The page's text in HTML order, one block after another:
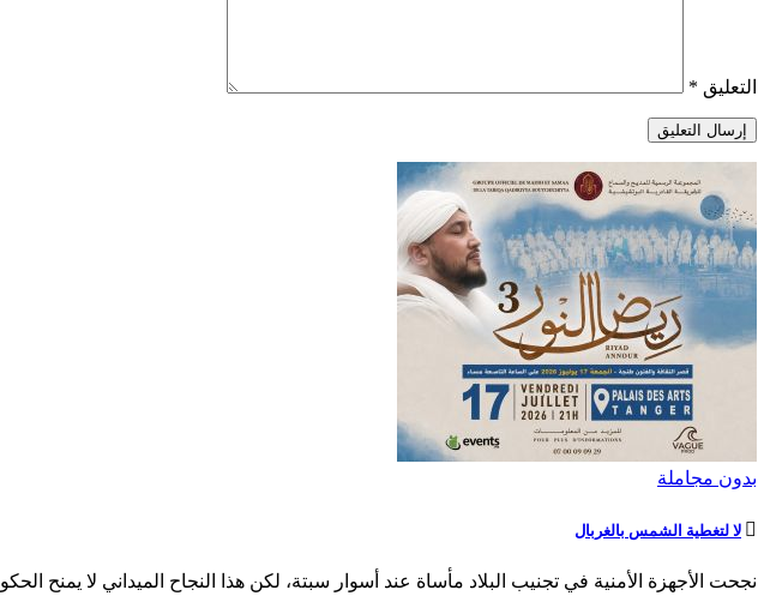
التعليق *
بدون مجاملة
لا لتغطية الشمس بالغربال
نجحت الأجهزة الأمنية في تجنيب البلاد مأساة عند أسوار سبتة، لكن هذا النجاح الميداني لا يمنح